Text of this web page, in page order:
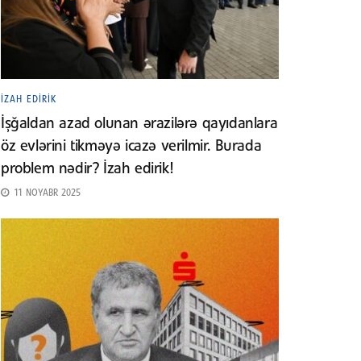
İZAH EDIRIK
İşğaldan azad olunan ərazilərə qayıdanlara
öz evlərini tikməyə icazə verilmir. Burada
problem nədir? İzah edirik!
11 NOYABR 2025